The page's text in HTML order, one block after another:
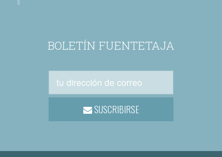
BOLETÍN FUENTETAJA
SUSCRIBIRSE